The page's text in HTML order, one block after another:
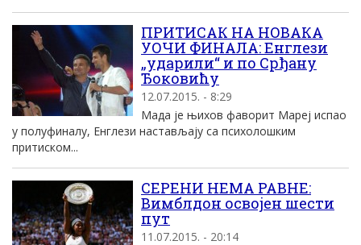
ПРИТИСАК НА НОВАКА
УОЧИ ФИНАЛА: Енглези
„ударили“ и по Срђану
Ђоковићу
12.07.2015. - 8:29
Мада је њихов фаворит Мареј испао
у полуфиналу, Енглези настављају са психолошким
притиском...
СЕРЕНИ НЕМА РАВНЕ:
Вимблдон освојен шести
пут
11.07.2015. - 20:14